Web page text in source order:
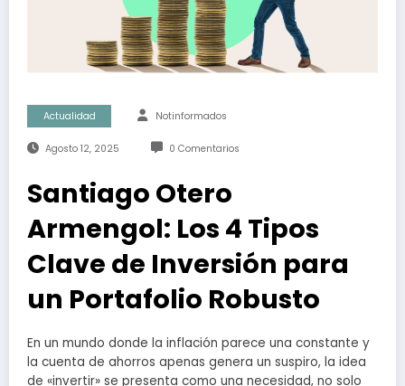
Actualidad Notinformados
Agosto 12, 2025 0 Comentarios
Santiago Otero
Armengol: Los 4 Tipos
Clave de Inversión para
un Portafolio Robusto
En un mundo donde la inflación parece una constante y
la cuenta de ahorros apenas genera un suspiro, la idea
de «invertir» se presenta como una necesidad, no solo